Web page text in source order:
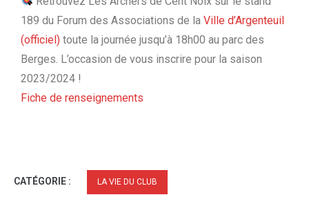
189 du Forum des Associations de la Ville d’Argenteuil
(officiel) toute la journée jusqu’à 18h00 au parc des
Berges. L’occasion de vous inscrire pour la saison
2023/2024 !
Fiche de renseignements
CATÉGORIE : LA VIE DU CLUB